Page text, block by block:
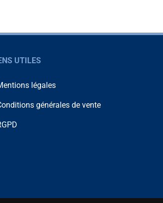
UTILES
légales
générales de vente